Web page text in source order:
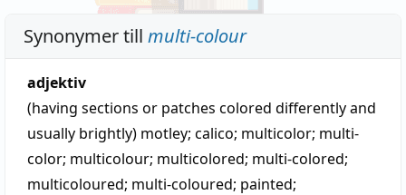
Synonymer till multi-colour
adjektiv
(having sections or patches colored differently and
usually brightly) motley; calico; multicolor; multi-
color; multicolour; multicolored; multi-colored;
multicoloured; multi-coloured; painted;